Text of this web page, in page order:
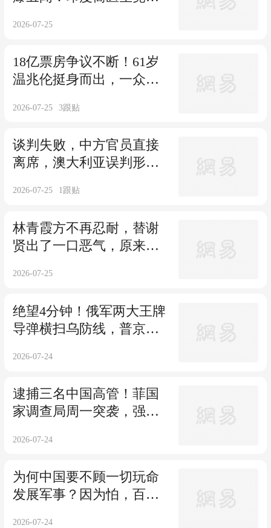
2026-07-25
18亿票房争议不断！61岁
温兆伦挺身而出，一众老
2026-07-25 3跟贴
谈判失败，中方官员直接
离席，澳大利亚误判形
2026-07-25 1跟贴
林青霞方不再忍耐，替谢
贤出了一口恶气，原来我
2026-07-25
绝望4分钟！俄军两大王牌
导弹横扫乌防线，普京忍
2026-07-24
逮捕三名中国高管！菲国
家调查局周一突袭，强制
2026-07-24
为何中国要不顾一切玩命
发展军事？因为怕，百年
2026-07-24